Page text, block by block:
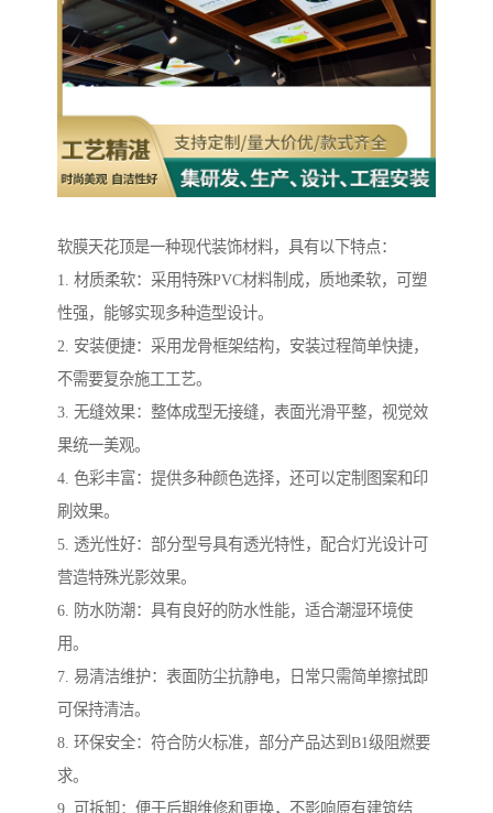
软膜天花顶是一种现代装饰材料，具有以下特点：
1. 材质柔软：采用特殊PVC材料制成，质地柔软，可塑
性强，能够实现多种造型设计。
2. 安装便捷：采用龙骨框架结构，安装过程简单快捷，
不需要复杂施工工艺。
3. 无缝效果：整体成型无接缝，表面光滑平整，视觉效
果统一美观。
4. 色彩丰富：提供多种颜色选择，还可以定制图案和印
刷效果。
5. 透光性好：部分型号具有透光特性，配合灯光设计可
营造特殊光影效果。
6. 防水防潮：具有良好的防水性能，适合潮湿环境使
用。
7. 易清洁维护：表面防尘抗静电，日常只需简单擦拭即
可保持清洁。
8. 环保安全：符合防火标准，部分产品达到B1级阻燃要
求。
9. 可拆卸：便于后期维修和更换，不影响原有建筑结